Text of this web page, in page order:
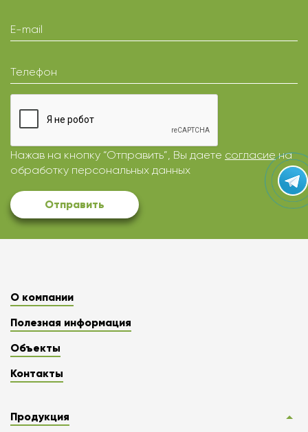
E-mail
Телефон
Нажав на кнопку “Отправить”, Вы даете согласиена
обработку персональных данных
Отправить
О компании
Полезная информация
Объекты
Контакты
Продукция